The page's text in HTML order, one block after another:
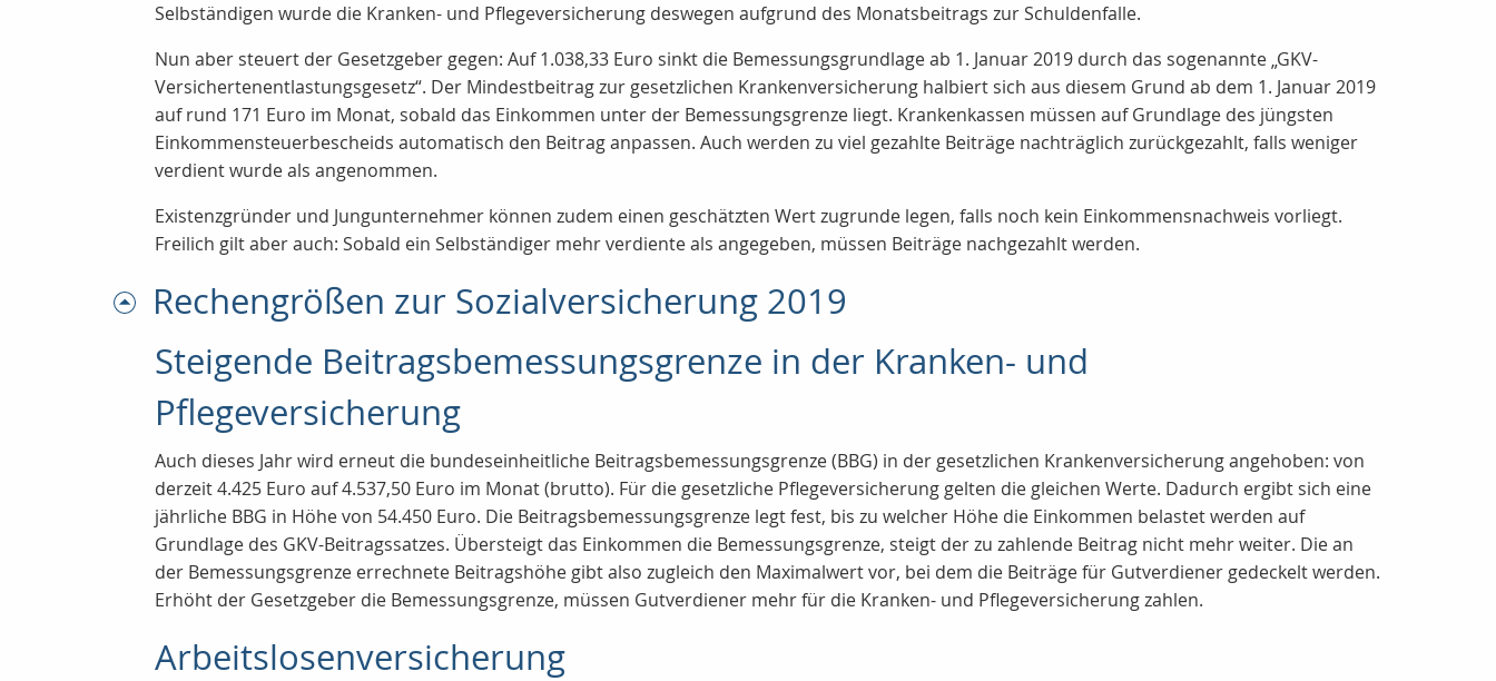
Selbständigen wurde die Kranken- und Pflegeversicherung deswegen aufgrund des Monatsbeitrags zur Schuldenfalle.
Nun aber steuert der Gesetzgeber gegen: Auf 1.038,33 Euro sinkt die Bemessungsgrundlage ab 1. Januar 2019 durch das sogenannte „GKV-
Versichertenentlastungsgesetz“. Der Mindestbeitrag zur gesetzlichen Krankenversicherung halbiert sich aus diesem Grund ab dem 1. Januar 2019
auf rund 171 Euro im Monat, sobald das Einkommen unter der Bemessungsgrenze liegt. Krankenkassen müssen auf Grundlage des jüngsten
Einkommensteuerbescheids automatisch den Beitrag anpassen. Auch werden zu viel gezahlte Beiträge nachträglich zurückgezahlt, falls weniger
verdient wurde als angenommen.
Existenzgründer und Jungunternehmer können zudem einen geschätzten Wert zugrunde legen, falls noch kein Einkommensnachweis vorliegt.
Freilich gilt aber auch: Sobald ein Selbständiger mehr verdiente als angegeben, müssen Beiträge nachgezahlt werden.
Rechengrößen zur Sozialversicherung 2019
Steigende Beitragsbemessungsgrenze in der Kranken- und
Pflegeversicherung
Auch dieses Jahr wird erneut die bundeseinheitliche Beitragsbemessungsgrenze (BBG) in der gesetzlichen Krankenversicherung angehoben: von
derzeit 4.425 Euro auf 4.537,50 Euro im Monat (brutto). Für die gesetzliche Pflegeversicherung gelten die gleichen Werte. Dadurch ergibt sich eine
jährliche BBG in Höhe von 54.450 Euro. Die Beitragsbemessungsgrenze legt fest, bis zu welcher Höhe die Einkommen belastet werden auf
Grundlage des GKV-Beitragssatzes. Übersteigt das Einkommen die Bemessungsgrenze, steigt der zu zahlende Beitrag nicht mehr weiter. Die an
der Bemessungsgrenze errechnete Beitragshöhe gibt also zugleich den Maximalwert vor, bei dem die Beiträge für Gutverdiener gedeckelt werden.
Erhöht der Gesetzgeber die Bemessungsgrenze, müssen Gutverdiener mehr für die Kranken- und Pflegeversicherung zahlen.
Arbeitslosenversicherung